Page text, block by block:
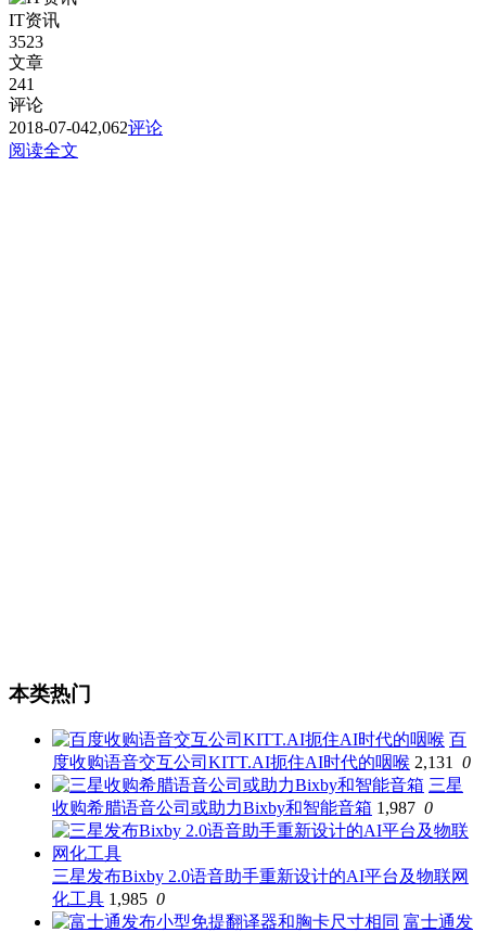
IT资讯
3523
文章
241
评论
2018-07-042,062评论
阅读全文
本类热门
百
度收购语音交互公司KITT.AI扼住AI时代的咽喉 2,131
0
三星
收购希腊语音公司或助力Bixby和智能音箱 1,987 0
三星发布Bixby 2.0语音助手重新设计的AI平台及物联网
化工具 1,985 0
富士通发